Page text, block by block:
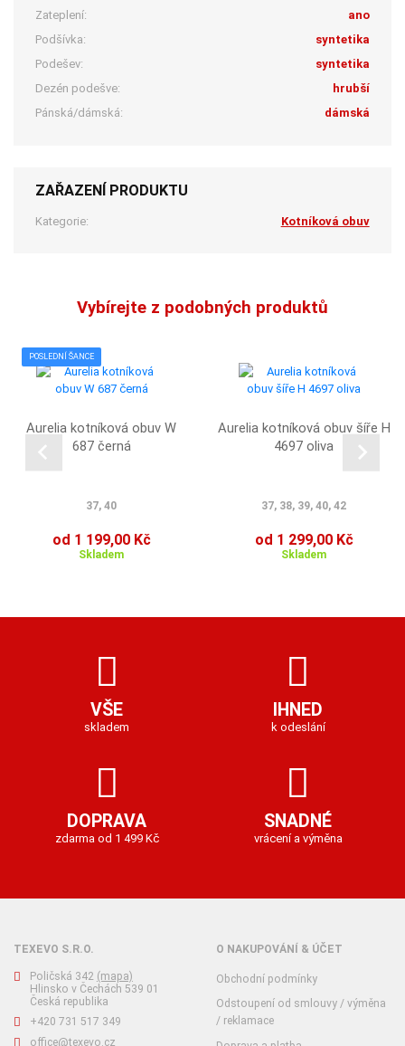
Zateplení:
ano
Podšívka:
syntetika
Podešev:
syntetika
Dezén podešve:
hrubší
Pánská/dámská:
dámská
ZAŘAZENÍ PRODUKTU
Kategorie: Kotníková obuv
Vybírejte z podobných produktů
POSLEDNÍ ŠANCE
Aurelia kotníková obuv W
687 černá
37, 40
od 1 199,00 Kč
Skladem
Aurelia kotníková obuv šíře H
4697 oliva
37, 38, 39, 40, 42
od 1 299,00 Kč
Skladem
VŠE
skladem
IHNED
k odeslání
DOPRAVA
zdarma od 1 499 Kč
SNADNÉ
vrácení a výměna
TEXEVO S.R.O.
Poličská 342 (mapa)
Hlinsko v Čechách 539 01
Česká republika
+420 731 517 349
office@texevo.cz
O NAKUPOVÁNÍ & ÚČET
Obchodní podmínky
Odstoupení od smlouvy / výměna
/ reklamace